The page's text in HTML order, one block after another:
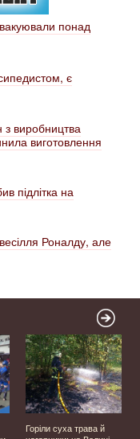
понад
є
з виробництва
виготовлення
підлітка на
Роналду, але
Горіли суха трава й